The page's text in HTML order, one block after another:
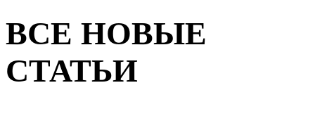
ВСЕ НОВЫЕ
СТАТЬИ